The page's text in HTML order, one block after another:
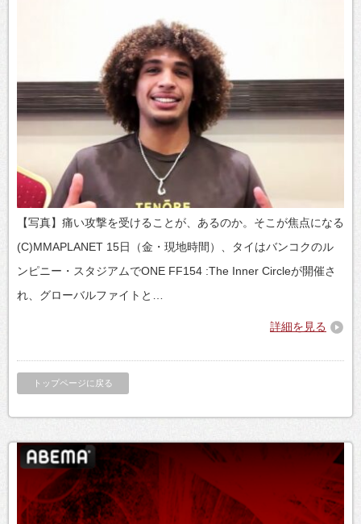
【写真】痛い攻撃を受けることが、あるのか。そこが焦点になる
(C)MMAPLANET 15日（金・現地時間）、タイはバンコクのル
ンピニー・スタジアムでONE FF154 :The Inner Circleが開催さ
れ、グローバルファイトと…
詳細を見る
トップページに戻る